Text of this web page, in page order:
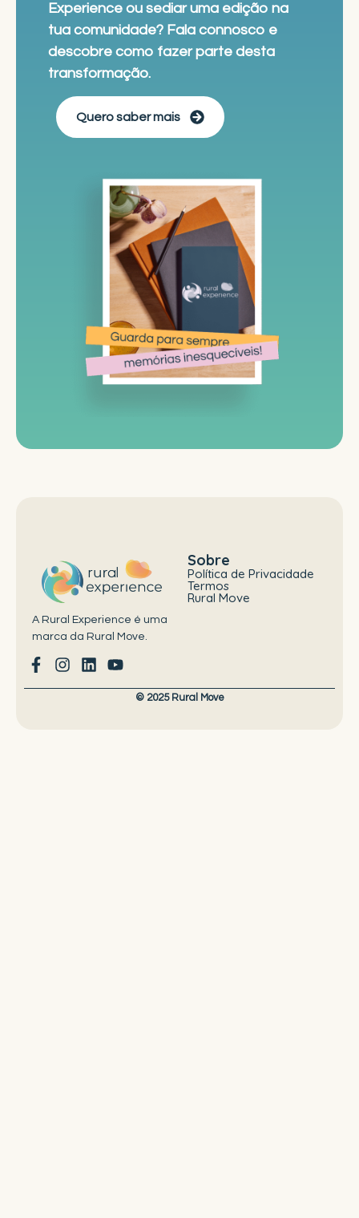
Experience ou sediar uma edição na
tua comunidade? Fala connosco e
descobre como fazer parte desta
transformação.
Quero saber mais
A Rural Experience é uma
marca da Rural Move.
Sobre
Política de Privacidade
Termos
Rural Move
© 2025 Rural Move